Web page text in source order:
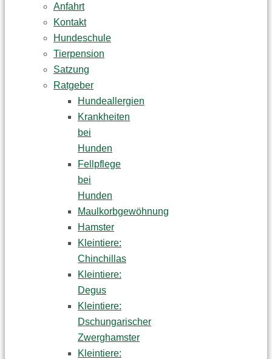
Anfahrt
Kontakt
Hundeschule
Tierpension
Satzung
Ratgeber
Hundeallergien
Krankheiten
bei
Hunden
Fellpflege
bei
Hunden
Maulkorbgewöhnung
Hamster
Kleintiere:
Chinchillas
Kleintiere:
Degus
Kleintiere:
Dschungarischer
Zwerghamster
Kleintiere: